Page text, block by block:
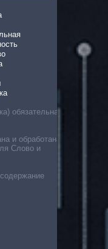
обязательна
и обработана
Слово и